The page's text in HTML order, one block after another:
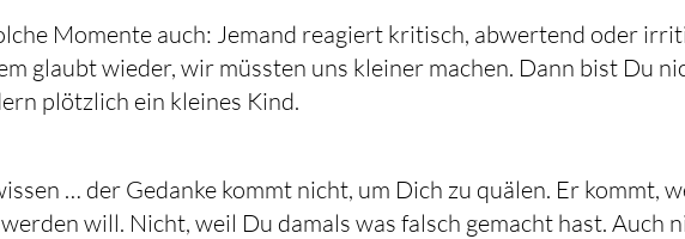
Momente auch: Jemand reagiert kritisch, abwertend oder
glaubt wieder, wir müssten uns kleiner machen. Dann bist Du
plötzlich ein kleines Kind.
… der Gedanke kommt nicht, um Dich zu quälen. Er kommt,
will. Nicht, weil Du damals was falsch gemacht hast. Auch